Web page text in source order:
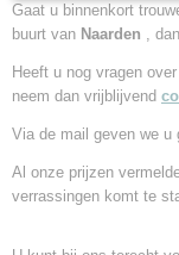
Gaat u binnenkort
buurt van Naarden ,
Heeft u nog vragen
neem dan vrijblijvend
Via de mail geven we u
Al onze prijzen
verrassingen komt te